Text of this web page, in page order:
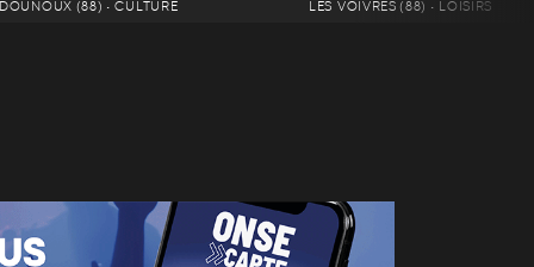
DOUNOUX (88) • CULTURE LES VOIVRES (88) • LOISIRS